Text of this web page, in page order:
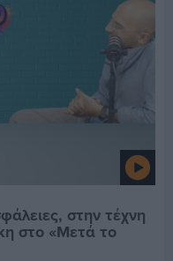
στην τέχνη
στο «Μετά το